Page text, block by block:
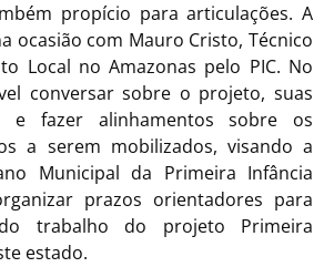
propício para articulações. A
ocasião com Mauro Cristo, Técnico
Local no Amazonas pelo PIC. No
conversar sobre o projeto, suas
e fazer alinhamentos sobre os
a serem mobilizados, visando a
Municipal da Primeira Infância
prazos orientadores para
do trabalho do projeto Primeira
estado.